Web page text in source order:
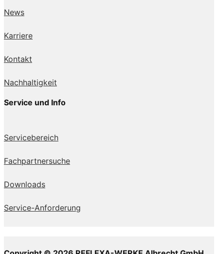
News
Karriere
Kontakt
Nachhaltigkeit
Service und Info
Servicebereich
Fachpartnersuche
Downloads
Service-Anforderung